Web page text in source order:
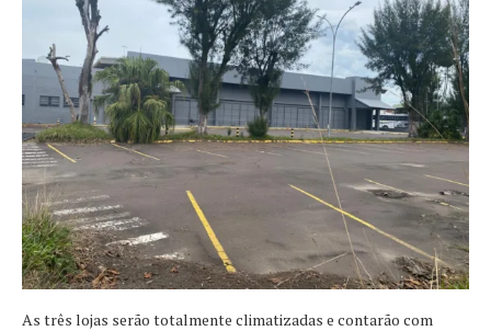
As três lojas serão totalmente climatizadas e contarão com